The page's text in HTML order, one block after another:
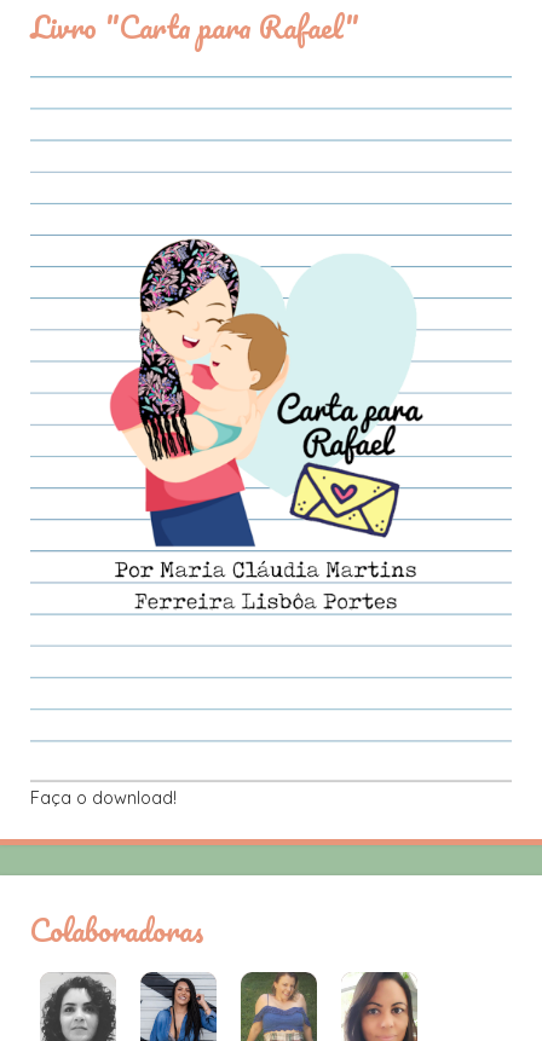
Livro "Carta para Rafael"
Faça o download!
Colaboradoras